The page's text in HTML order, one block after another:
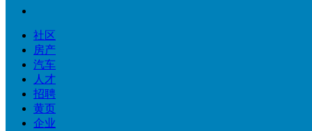
社区
房产
汽车
人才
招聘
黄页
企业